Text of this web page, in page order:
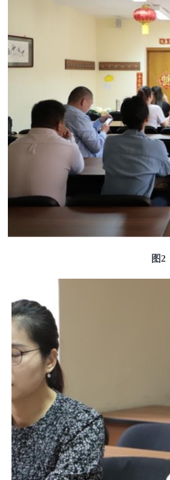
图2